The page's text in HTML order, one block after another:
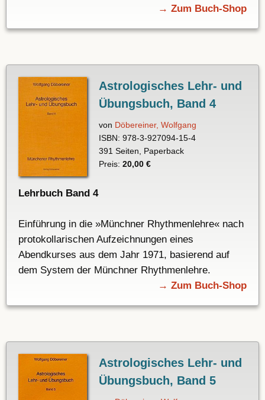
→ Zum Buch-Shop
Astrologisches Lehr- und
Übungsbuch, Band 4
von Döbereiner, Wolfgang
ISBN: 978-3-927094-15-4
391 Seiten, Paperback
Preis: 20,00 €
Lehrbuch Band 4
Einführung in die »Münchner Rhythmenlehre« nach
protokollarischen Aufzeichnungen eines
Abendkurses aus dem Jahr 1971, basierend auf
dem System der Münchner Rhythmenlehre.
→ Zum Buch-Shop
Astrologisches Lehr- und
Übungsbuch, Band 5